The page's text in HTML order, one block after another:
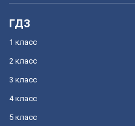
ГДЗ
1 класс
2 класс
3 класс
4 класс
5 класс